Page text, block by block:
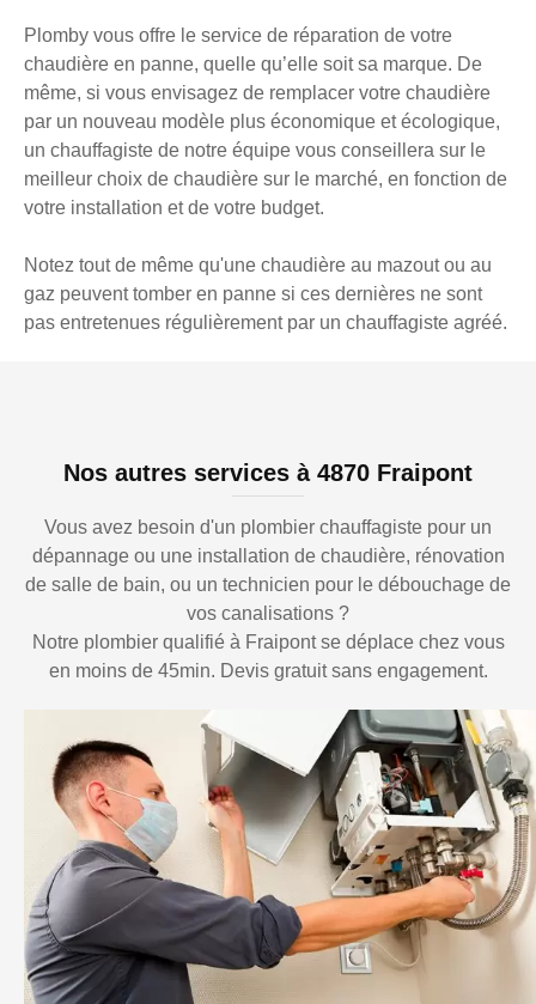
Plomby vous offre le service de réparation de votre
chaudière en panne, quelle qu’elle soit sa marque. De
même, si vous envisagez de remplacer votre chaudière
par un nouveau modèle plus économique et écologique,
un chauffagiste de notre équipe vous conseillera sur le
meilleur choix de chaudière sur le marché, en fonction de
votre installation et de votre budget.
Notez tout de même qu'une chaudière au mazout ou au
gaz peuvent tomber en panne si ces dernières ne sont
pas entretenues régulièrement par un chauffagiste agréé.
Nos autres services à 4870 Fraipont
Vous avez besoin d'un plombier chauffagiste pour un
dépannage ou une installation de chaudière, rénovation
de salle de bain, ou un technicien pour le débouchage de
vos canalisations ?
Notre plombier qualifié à Fraipont se déplace chez vous
en moins de 45min. Devis gratuit sans engagement.